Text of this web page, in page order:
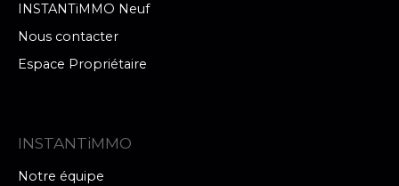
INSTANTiMMO Neuf
Nous contacter
Espace Propriétaire
INSTANTiMMO
Notre équipe